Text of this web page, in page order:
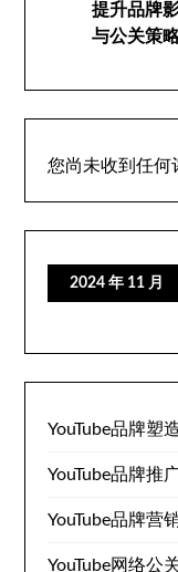
提升品牌
与公关策
您尚未收到任何
2024 年 11 月
YouTube品牌塑
YouTube品牌推
YouTube品牌营
YouTube网络公